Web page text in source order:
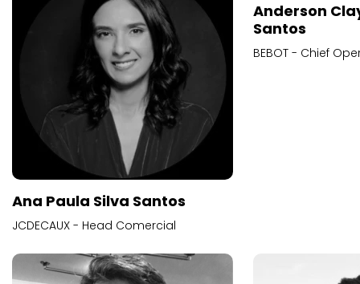
Ana Paula Silva Santos
JCDECAUX - Head Comercial
Anderson
Santos
BEBOT - Chief